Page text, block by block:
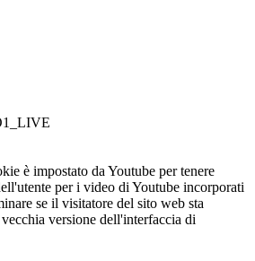
è impostato da Youtube per tenere
per i video di Youtube incorporati
se il visitatore del sito web sta
versione dell'interfaccia di